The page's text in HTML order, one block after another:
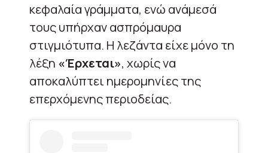
κεφαλαία γράμματα, ενώ ανάμεσά
τους υπήρχαν ασπρόμαυρα
στιγμιότυπα. Η λεζάντα είχε μόνο τη
λέξη «Έρχεται», χωρίς να
αποκαλύπτει ημερομηνίες της
επερχόμενης περιοδείας.